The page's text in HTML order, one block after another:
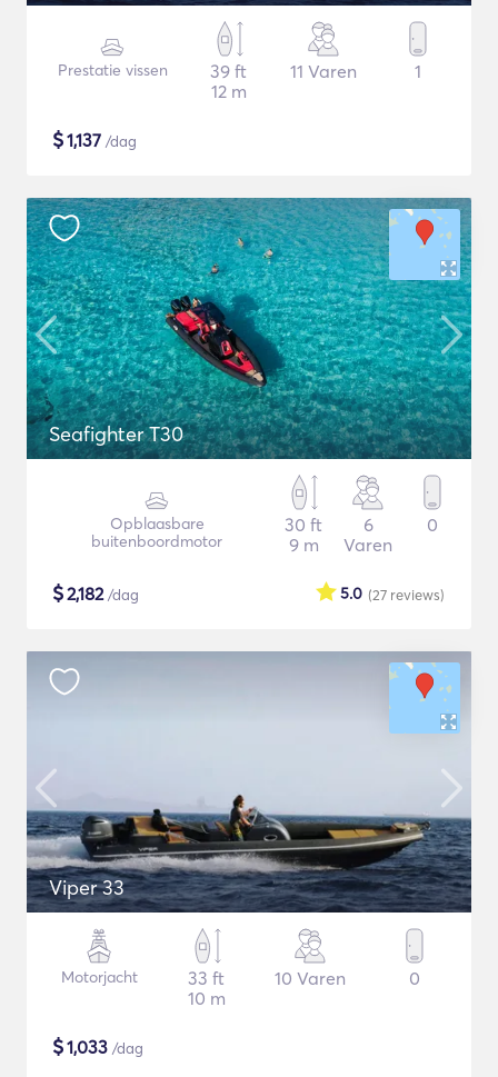
Prestatie vissen
39 ft
12 m
11 Varen 1
$1,137 /dag
Seafighter T30
Opblaasbare
buitenboordmotor
30 ft
9 m
6
Varen
0
$2,182/dag (27 reviews)
5.0
Viper 33
Motorjacht
33 ft
10 m
10 Varen 0
$1,033 /dag